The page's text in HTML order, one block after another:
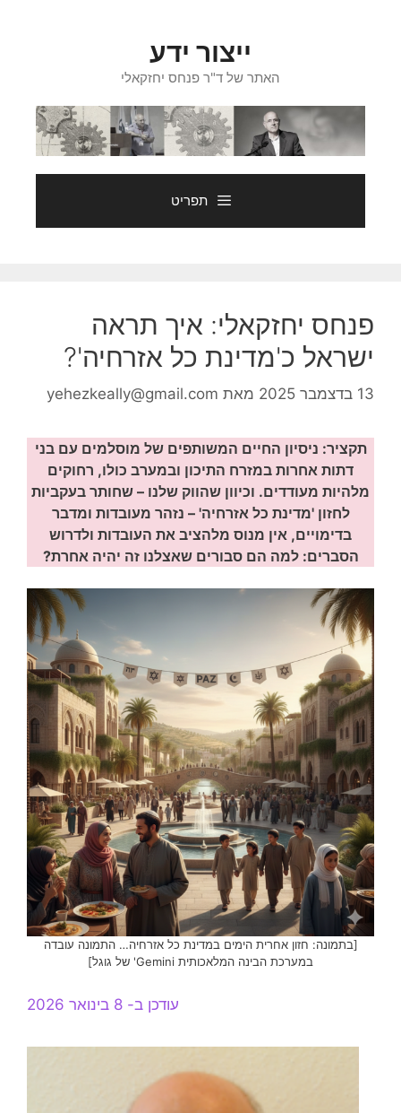
ייצור ידע
האתר של ד"ר פנחס יחזקאלי
תפריט
פנחס יחזקאלי: איך תראה
ישראל כ'מדינת כל אזרחיה'?
13 בדצמבר 2025 מאת yehezkeally@gmail.com
תקציר: ניסיון החיים המשותפים של מוסלמים עם בני
דתות אחרות במזרח התיכון ובמערב כולו, רחוקים
מלהיות מעודדים. וכיוון שהווק שלנו – שחותר בעקביות
לחזון 'מדינת כל אזרחיה' – נזהר מעובדות ומדבר
בדימויים, אין מנוס מלהציב את העובדות ולדרוש
הסברים: למה הם סבורים שאצלנו זה יהיה אחרת?
[בתמונה: חזון אחרית הימים במדינת כל אזרחיה… התמונה עובדה
במערכת הבינה המלאכותית Gemini' של גוגל]
עודכן ב- 8 בינואר 2026